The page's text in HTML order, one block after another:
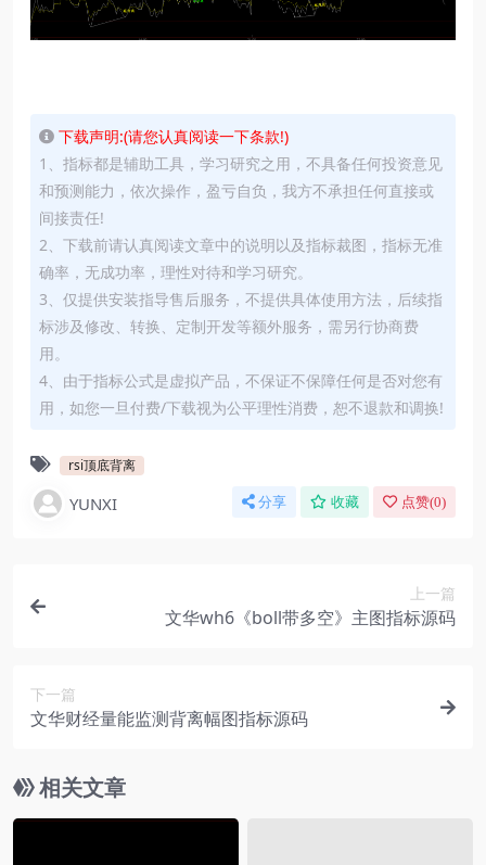
下载声明:(请您认真阅读一下条款!)
1、指标都是辅助工具，学习研究之用，不具备任何投资意见
和预测能力，依次操作，盈亏自负，我方不承担任何直接或
间接责任!
2、下载前请认真阅读文章中的说明以及指标裁图，指标无准
确率，无成功率，理性对待和学习研究。
3、仅提供安装指导售后服务，不提供具体使用方法，后续指
标涉及修改、转换、定制开发等额外服务，需另行协商费
用。
4、由于指标公式是虚拟产品，不保证不保障任何是否对您有
用，如您一旦付费/下载视为公平理性消费，恕不退款和调换!
rsi顶底背离
YUNXI 分享 收藏 点赞(0)
上一篇
文华wh6《boll带多空》主图指标源码
下一篇
文华财经量能监测背离幅图指标源码
相关文章